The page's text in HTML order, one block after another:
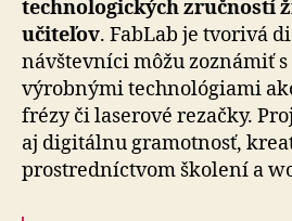
technologických zručností
učiteľov. FabLab je tvorivá
návštevníci môžu zoznámiť
výrobnými technológiami
frézy či laserové rezačky.
aj digitálnu gramotnosť,
prostredníctvom školení a